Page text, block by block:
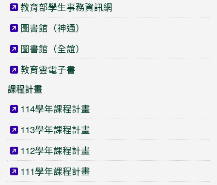
教育部學生事務資訊網
圖書館（神通）
圖書館（全誼）
教育雲電子書
課程計畫
114學年課程計畫
113學年課程計畫
112學年課程計畫
111學年課程計畫